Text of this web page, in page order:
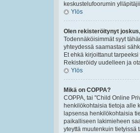
keskustelufoorumin
Ylös
Olen rekisteröitynyt
Todennäköisimmät syyt
yhteydessä saamastasi
Et ehkä kirjoittanut
Rekisteröidy uudelleen ja
Ylös
Mikä on COPPA?
COPPA, tai "Child Online
henkilökohtaisia tietoja alle
lapsensa henkilökohtaisia
paikalliseen lakimieheen
yteyttä muutenkuin tietyissä